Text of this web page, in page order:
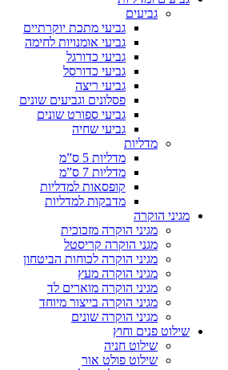
גביעים
גביעי מתכת יוקרתיים
גביעי אומנויות לחימה
גביעי כדורגל
גביעי כדורסל
גביעי ריצה
פסלונים וגביעים שונים
גביעי ספורט שונים
גביעי שחיה
מדליות
מדליות 5 ס”מ
מדליות 7 ס”מ
קופסאות למדליות
מדבקות למדליות
מגיני הוקרה
מגיני הוקרה מזכוכית
מגני הוקרה קריסטל
מגיני הוקרה לכוחות הביטחון
מגיני הוקרה מעץ
מגיני הוקרה מוארים לד
מגיני הוקרה בייצור מיוחד
מגיני הוקרה שונים
שילוט פנים וחוץ
שילוט חניה
שילוט פולט אור